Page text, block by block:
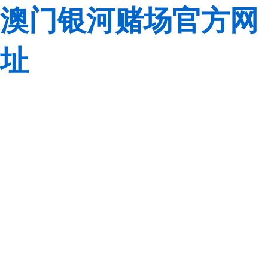
澳门银河赌场官方网
址